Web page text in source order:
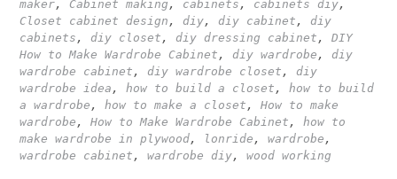
maker, Cabinet making , cabinets , cabinets diy,
Closet cabinet design , diy, diy cabinet , diy
cabinets , diy closet , diy dressing cabinet , DIY
How to Make Wardrobe Cabinet , diy wardrobe , diy
wardrobe cabinet , diy wardrobe closet , diy
wardrobe idea , how to build a closet , how to build
a wardrobe , how to make a closet , How to make
wardrobe , How to Make Wardrobe Cabinet , how to
make wardrobe in plywood, lonride , wardrobe ,
wardrobe cabinet , wardrobe diy, wood working